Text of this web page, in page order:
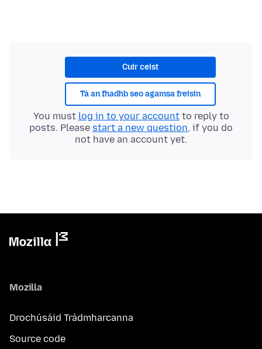
Cuir ceist
Tá an fhadhb seo agamsa freisin
You must log in to your accountto reply to
posts. Please start a new question, if you do
not have an account yet.
Mozilla
Drochúsáid Trádmharcanna
Source code